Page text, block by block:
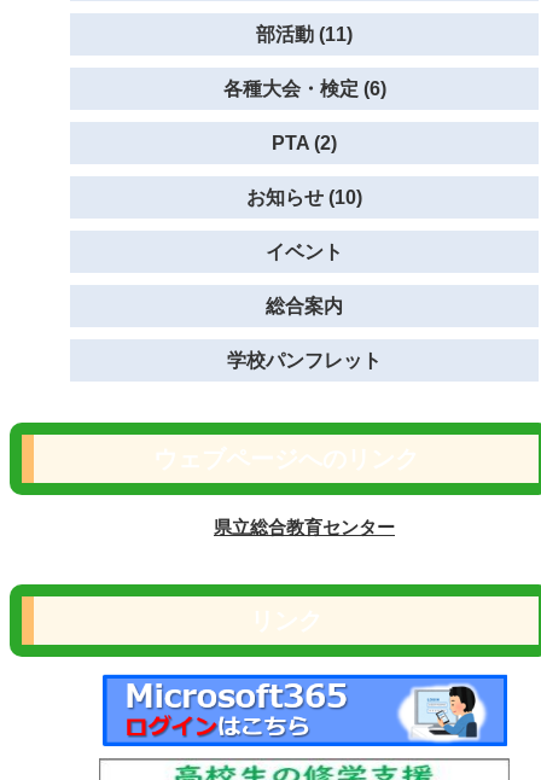
部活動 (11)
各種大会・検定 (6)
PTA (2)
お知らせ (10)
イベント
総合案内
学校パンフレット
県立総合教育センター